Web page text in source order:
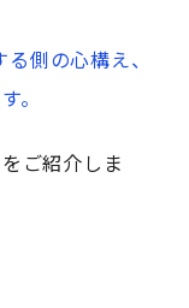
側の心構え、
。
ご紹介しま